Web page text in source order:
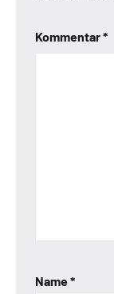
Kommentar*
Name*